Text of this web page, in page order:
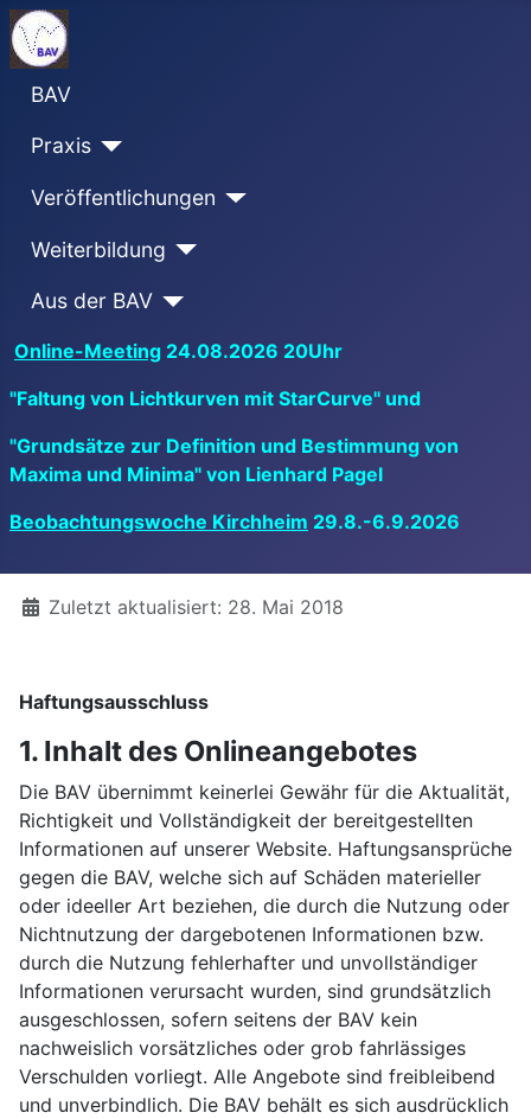
BAV
Praxis
Veröffentlichungen
Weiterbildung
Aus der BAV
Online-Meeting 24.08.2026 20Uhr
"Faltung von Lichtkurven mit StarCurve" und
"Grundsätze zur Definition und Bestimmung von
Maxima und Minima" von Lienhard Pagel
Beobachtungswoche Kirchheim 29.8.-6.9.2026
DetailsZuletzt aktualisiert: 28. Mai 2018
Haftungsausschluss
1. Inhalt des Onlineangebotes
Die BAV übernimmt keinerlei Gewähr für die Aktualität,
Richtigkeit und Vollständigkeit der bereitgestellten
Informationen auf unserer Website. Haftungsansprüche
gegen die BAV, welche sich auf Schäden materieller
oder ideeller Art beziehen, die durch die Nutzung oder
Nichtnutzung der dargebotenen Informationen bzw.
durch die Nutzung fehlerhafter und unvollständiger
Informationen verursacht wurden, sind grundsätzlich
ausgeschlossen, sofern seitens der BAV kein
nachweislich vorsätzliches oder grob fahrlässiges
Verschulden vorliegt. Alle Angebote sind freibleibend
und unverbindlich. Die BAV behält es sich ausdrücklich